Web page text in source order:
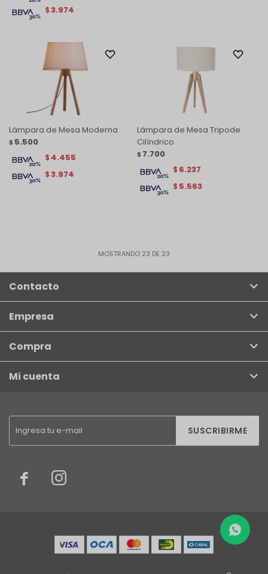
$3.974
Lámpara de Mesa Moderna
$ 5.500
$3.974
$ 4.455
Lámpara de Mesa Tripode
Cilíndrico
$ 7.700
$ 5.563
$ 6.237
MOSTRANDO 23 DE 23
SUSCRIBIRME
 
Contacto
Empresa
Compra
Mi cuenta